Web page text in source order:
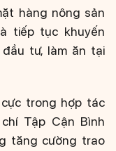
hàng nông sản
tiếp tục khuyến
tư, làm ăn tại
trong hợp tác
Tập Cận Bình
tăng cường trao